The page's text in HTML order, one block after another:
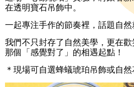
情
感
教
資
源
網
在透明寶石吊飾中。
一起專注手作的節奏裡，話題自然
我們不只封存了自然美學，更在
那個「感覺對了」的相遇起點！
＊現場可自選蜂蟻琥珀吊飾或自